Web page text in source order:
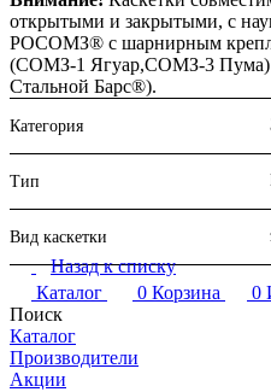
открытыми и закрытыми, с
РОСОМЗ® с шарнирным
(СОМЗ-1 Ягуар,СОМЗ-3 Пума)
Стальной Барс®).
Категория
Тип
Вид каскетки
Назад к списку
Каталог
0 Корзина 0
Поиск
Каталог
Производители
Акции